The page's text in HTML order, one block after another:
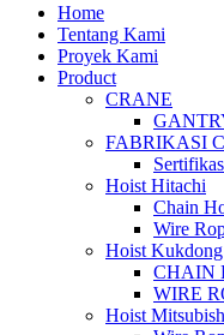
Home
Tentang Kami
Proyek Kami
Product
CRANE
FABRIKASI
Hoist Hitachi
Chain
Wire
Hoist Kukdong
CHAIN
WIRE
Hoist